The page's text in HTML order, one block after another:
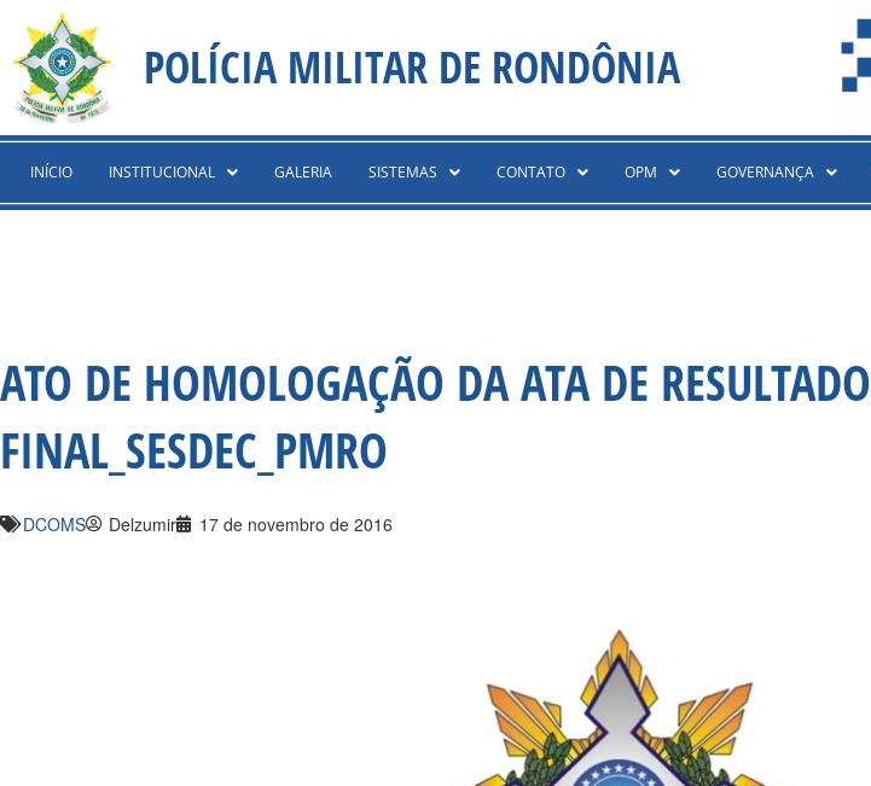
content
para
conteúdo
POLÍCIA MILITAR DE RONDÔNIA
INÍCIO INSTITUCIONAL GALERIA SISTEMAS CONTATO OPM GOVERNANÇA
ATO DE HOMOLOGAÇÃO DA ATA DE RESULTADO
FINAL_SESDEC_PMRO
DCOMS Delzumir 17 de novembro de 2016